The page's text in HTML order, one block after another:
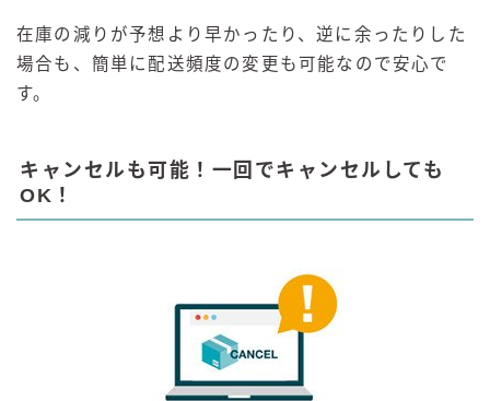
在庫の減りが予想より早かったり、逆に余ったりした
場合も、簡単に配送頻度の変更も可能なので安心で
す。
キャンセルも可能！一回でキャンセルしても
OK！